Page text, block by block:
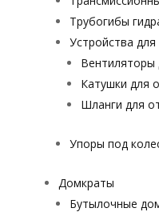
Трубогибы
Устройства
Вентиляторы
Катушки для
Шланги для
Упоры под
Домкраты
Бутылочные